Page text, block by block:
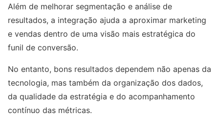
Além de melhorar segmentação e análise de
resultados, a integração ajuda a aproximar marketing
e vendas dentro de uma visão mais estratégica do
funil de conversão.
No entanto, bons resultados dependem não apenas da
tecnologia, mas também da organização dos dados,
da qualidade da estratégia e do acompanhamento
contínuo das métricas.